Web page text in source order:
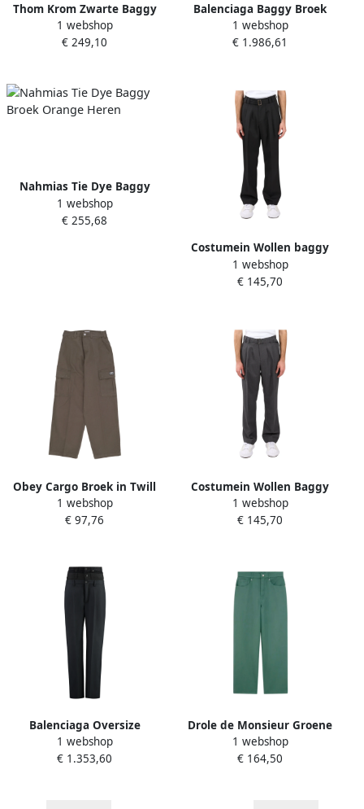
Thom Krom Zwarte Baggy
Straight Leg Broek Black
Heren
1 webshop
€ 249,10
Balenciaga Baggy Broek
met Rechte Pijpen en
Patroon Black Heren
1 webshop
€ 1.986,61
Nahmias Tie Dye Baggy
Broek Orange Heren
1 webshop
€ 255,68
Costumein Wollen baggy
broek met haaksluiting
Black Heren
1 webshop
€ 145,70
Obey Cargo Broek in Twill
Stof Green Dames
1 webshop
€ 97,76
Costumein Wollen Baggy
Broek Losse Pasvorm Gray
Heren
1 webshop
€ 145,70
Balenciaga Oversize
Gelaagde Baggy Broek
Black Heren
1 webshop
€ 1.353,60
Drole de Monsieur Groene
Baggy Broek met Zakken
Green Heren
1 webshop
€ 164,50